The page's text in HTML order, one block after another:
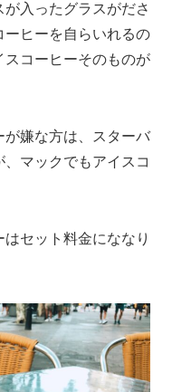
入ったグラスがださ
ーヒーを自らいれるの
スコーヒーそのものが
が嫌な方は、スターバ
マックでもアイスコ
セット料金にななり